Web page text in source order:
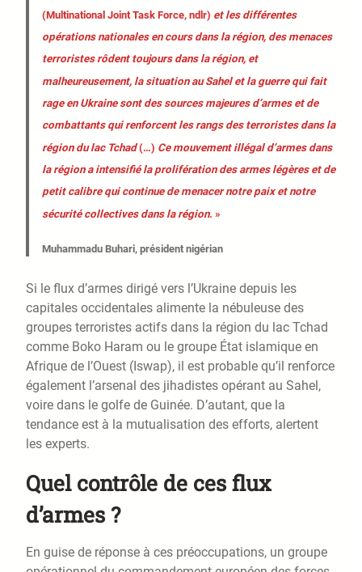
(Multinational Joint Task Force, ndlr) et les différentes
opérations nationales en cours dans la région, des menaces
terroristes rôdent toujours dans la région, et
malheureusement, la situation au Sahel et la guerre qui fait
rage en Ukraine sont des sources majeures d’armes et de
combattants qui renforcent les rangs des terroristes dans la
région du lac Tchad(…) Ce mouvement illégal d’armes dans
la région a intensifié la prolifération des armes légères et de
petit calibre qui continue de menacer notre paix et notre
sécurité collectives dans la région. »
Muhammadu Buhari, président nigérian
Si le flux d’armes dirigé vers l’Ukraine depuis les
capitales occidentales alimente la nébuleuse des
groupes terroristes actifs dans la région du lac Tchad
comme Boko Haram ou le groupe État islamique en
Afrique de l’Ouest (Iswap), il est probable qu’il renforce
également l’arsenal des jihadistes opérant au Sahel,
voire dans le golfe de Guinée. D’autant, que la
tendance est à la mutualisation des efforts, alertent
les experts.
Quel contrôle de ces flux
d’armes ?
En guise de réponse à ces préoccupations, un groupe